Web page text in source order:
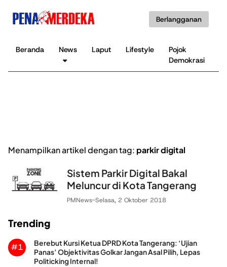
Berlangganan
Beranda News Laput Lifestyle
Pojok
Demokrasi
Menampilkan artikel dengan tag: parkir digital
Sistem Parkir Digital Bakal
Meluncur di Kota Tangerang
PMNews-Selasa, 2 Oktober 2018
Trending
#1
Berebut Kursi Ketua DPRD Kota Tangerang: ‘Ujian
Panas’ Objektivitas Golkar Jangan Asal Pilih, Lepas
Politicking Internal!